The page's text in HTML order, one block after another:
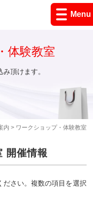
Menu
内 > ワークショップ・体験教室
体験教室
頂けます。
開催情報
ださい。複数の項目を選択